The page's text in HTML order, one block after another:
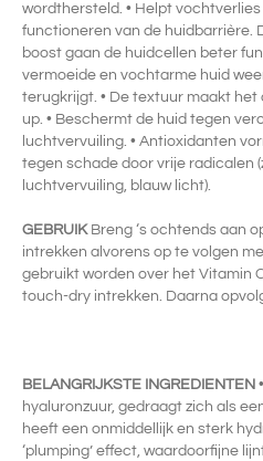
wordthersteld. • Helpt
functioneren van de huidbarrière.
boost gaan de huidcellen beter
vermoeide en vochtarme huid
terugkrijgt. • De textuur maakt
up. • Beschermt de huid tegen
luchtvervuiling. • Antioxidanten
tegen schade door vrije radicalen
luchtvervuiling, blauw licht).
GEBRUIKBreng ‘s ochtends aan
intrekken alvorens op te volgen
gebruikt worden over het Vitamin
touch-dry intrekken. Daarna
BELANGRIJKSTE INGREDIENTEN
hyaluronzuur, gedraagt zich als
heeft een onmiddellijk en sterk
‘plumping’ effect, waardoorfijne